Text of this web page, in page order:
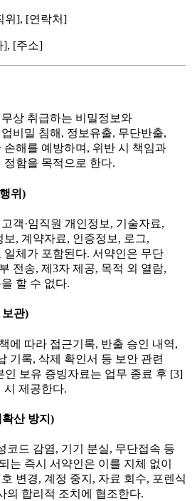
위], [연락처]
], [주소]
상 취급하는 비밀정보와
비밀 침해, 정보유출, 무단반출,
해를 예방하며, 위반 시 책임과
함을 목적으로 한다.
위)
객·임직원 개인정보, 기술자료,
, 계약자료, 인증정보, 로그,
일체가 포함된다. 서약인은 무단
전송, 제3자 제공, 목적 외 열람,
할 수 없다.
관)
에 따라 접근기록, 반출 승인 내역,
기록, 삭제 확인서 등 보안 관련
인 보유 증빙자료는 업무 종료 후 [3]
시 제공한다.
산 방지)
코드 감염, 기기 분실, 무단접속 등
는 즉시 서약인은 이를 지체 없이
변경, 계정 중지, 자료 회수, 포렌식
의 합리적 조치에 협조한다.